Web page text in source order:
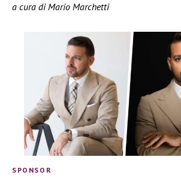
a cura di Mario Marchetti
SPONSOR